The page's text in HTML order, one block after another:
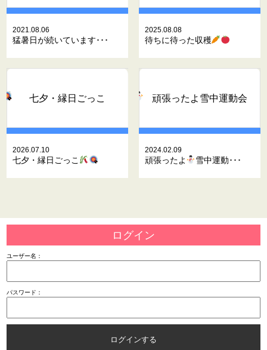
2021.08.06
猛暑日が続いています･･･
2025.08.08
待ちに待った収穫
七夕・縁日ごっこ
2026.07.10
七夕・縁日ごっこ
頑張ったよ雪中運動会
2024.02.09
頑張ったよ 雪中運動･･･
ログイン
ユーザー名：
パスワード：